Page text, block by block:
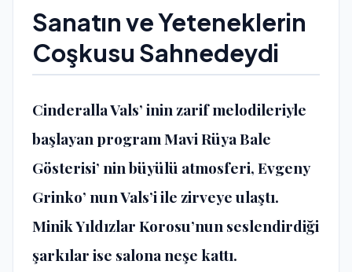
Sanatın ve Yeteneklerin
Coşkusu Sahnedeydi
Cinderalla Vals’ inin zarif melodileriyle
başlayan program Mavi Rüya Bale
Gösterisi’ nin büyülü atmosferi, Evgeny
Grinko’ nun Vals’i ile zirveye ulaştı.
Minik Yıldızlar Korosu’nun seslendirdiği
şarkılar ise salona neşe kattı.